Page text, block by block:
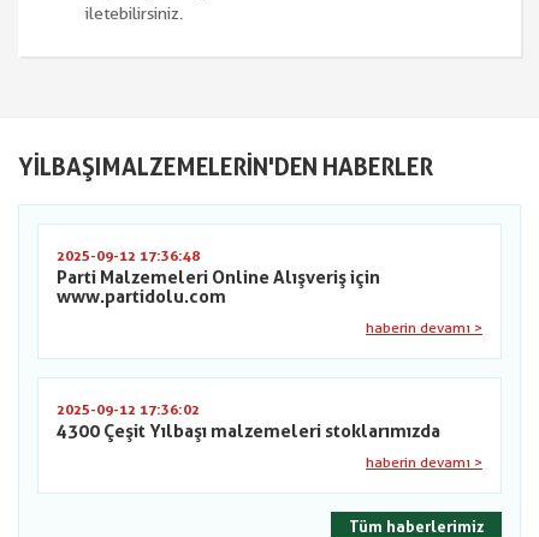
iletebilirsiniz.
YILBAŞIMALZEMELERIN'DEN HABERLER
2025-09-12 17:36:48
Parti Malzemeleri Online Alışveriş için
www.partidolu.com
haberin devamı >
2025-09-12 17:36:02
4300 Çeşit Yılbaşı malzemeleri stoklarımızda
haberin devamı >
Tüm haberlerimiz